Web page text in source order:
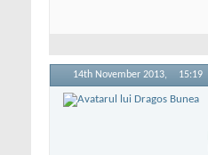
14th November 2013, 15:19